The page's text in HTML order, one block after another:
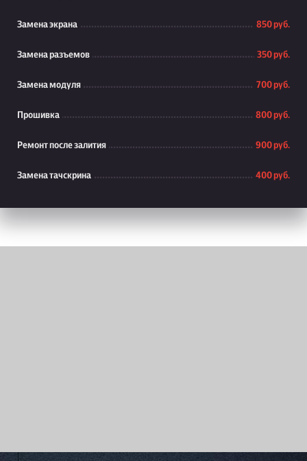
Замена экрана 850 руб.
Замена разъемов 350 руб.
Замена модуля 700 руб.
Прошивка 800 руб.
Ремонт после залития 900 руб.
Замена тачскрина 400 руб.